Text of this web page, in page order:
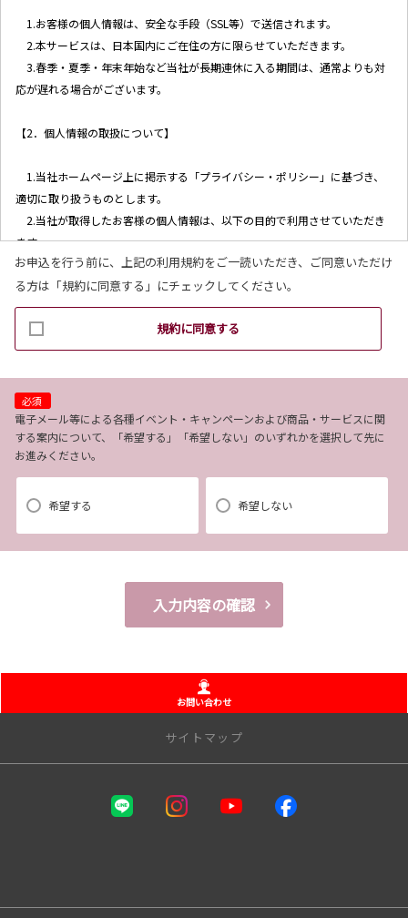
1.お客様の個人情報は、安全な手段（SSL等）で送信されます。
2.本サービスは、日本国内にご在住の方に限らせていただきます。
3.春季・夏季・年末年始など当社が長期連休に入る期間は、通常よりも対
応が遅れる場合がございます。
【2．個人情報の取扱について】
1.当社ホームページ上に掲示する「プライバシー・ポリシー」に基づき、
適切に取り扱うものとします。
2.当社が取得したお客様の個人情報は、以下の目的で利用させていただき
ます。
(1)お客様リクエストに対応するにあたって問題が発生した場合の確認・
連絡
(2)お客様から照会があった場合のリクエスト情報の確認
(3)お客様に不利益を与えないために行う、お客様に対する迅速なご連絡
（電子メール、電話、郵送によるご連絡）
(5)商品の企画・開発あるいはお客様満足向上策などの検討のためのお客
様アンケート調査の実施
【3．推奨環境について】
1.当社の推奨するインターネット環境にてお申込みをお願いします。推奨
それに伴う連絡の不徹底については責任を負いかねますので、あらかじ
いただく場合がございます。
1.本規約は事前の告知なく変更することがあります。変更した内容は本ペ
お申込を行う前に、上記の利用規約をご一読いただき、ご同意いただけ
る方は「規約に同意する」にチェックしてください。
規約に同意する
必須
電子メール等による各種イベント・キャンペーンおよび商品・サービスに関
する案内について、「希望する」「希望しない」のいずれかを選択して先に
お進みください。
希望する 希望しない
入力内容の確認
お問い合わせ
サイトマップ
屋島店